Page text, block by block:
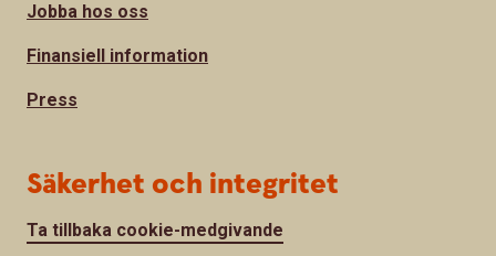
Jobba hos oss
Finansiell information
Press
Säkerhet och integritet
Ta tillbaka cookie-medgivande